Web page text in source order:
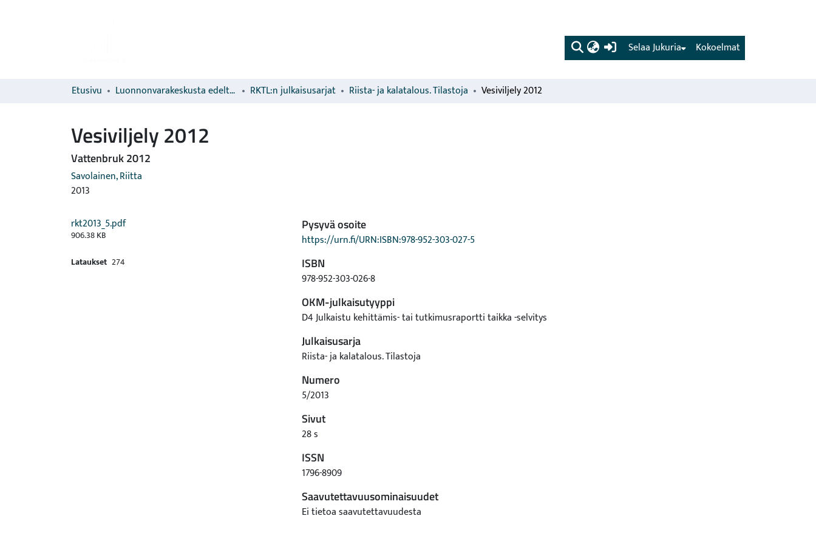
(current) Kokoelmat
Selaa Jukuria
Etusivu Luonnonvarakeskusta edeltävien organisaatioiden sarjat RKTL:n julkaisusarjat Riista- ja kalatalous. Tilastoja Vesiviljely 2012
Vesiviljely 2012
Vattenbruk 2012
Savolainen, Riitta
2013
rkt2013_5.pdf
906.38 KB
Lataukset 274
Pysyvä osoite
https://urn.fi/URN:ISBN:978-952-303-027-5
ISBN
978-952-303-026-8
OKM-julkaisutyyppi
D4 Julkaistu kehittämis- tai tutkimusraportti taikka -selvitys
Julkaisusarja
Riista- ja kalatalous. Tilastoja
Numero
5/2013
Sivut
28 s
ISSN
1796-8909
Saavutettavuusominaisuudet
Ei tietoa saavutettavuudesta